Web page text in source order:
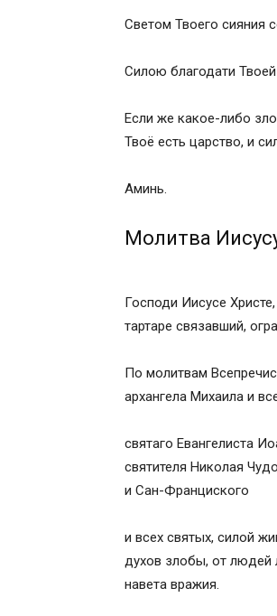
Светом Твоего сияния
Силою благодати
Если же какое-либо
Твоё есть царство, и
Аминь.
Молитва
Господи Иисусе
тартаре связавший,
По молитвам
архангела Михаила и
святаго Евангелиста
святителя Николая
и Сан-Франциского
и всех святых, силой
духов злобы, от людей
навета вражия.